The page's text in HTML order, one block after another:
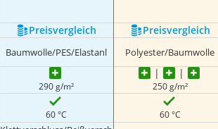
Preis­vergleich Preis­vergleich
Baumwolle/PES/Elastanl Polyester/Baumwolle
290 g/m² 250 g/m²
60 °C 60 °C